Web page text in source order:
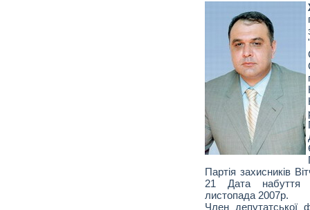
Партія захисників
21 Дата набуття
листопада 2007р.
Член